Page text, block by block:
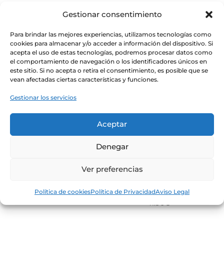
Gestionar consentimiento
Para brindar las mejores experiencias, utilizamos tecnologías como
cookies para almacenar y/o acceder a información del dispositivo. Si
acepta el uso de estas tecnologías, podremos procesar datos como
el comportamiento de navegación o los identificadores únicos en
este sitio. Si no acepta o retira el consentimiento, es posible que se
vean afectadas ciertas características y funciones.
Gestionar los servicios
Aceptar
Denegar
Ver preferencias
Política de cookiesPolítica de PrivacidadAviso Legal
Productos relacionados
Caja Regalo
Gourmet
62.90€
Mini Capazo
Gourmet
41.90€